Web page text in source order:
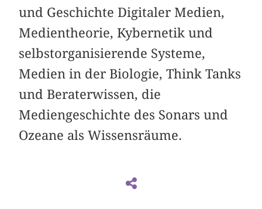
und Geschichte Digitaler Medien,
Medientheorie, Kybernetik und
selbstorganisierende Systeme,
Medien in der Biologie, Think Tanks
und Beraterwissen, die
Mediengeschichte des Sonars und
Ozeane als Wissensräume.